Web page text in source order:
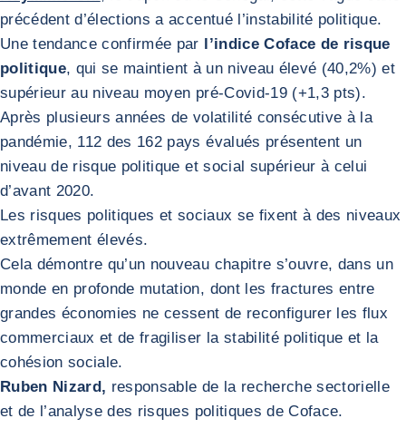
précédent d’élections a accentué l’instabilité politique.
Une tendance confirmée par l’indice Coface de risque
politique, qui se maintient à un niveau élevé (40,2%) et
supérieur au niveau moyen pré-Covid-19 (+1,3 pts).
Après plusieurs années de volatilité consécutive à la
pandémie, 112 des 162 pays évalués présentent un
niveau de risque politique et social supérieur à celui
d’avant 2020.
Les risques politiques et sociaux se fixent à des niveaux
extrêmement élevés.
Cela démontre qu’un nouveau chapitre s’ouvre, dans un
monde en profonde mutation, dont les fractures entre
grandes économies ne cessent de reconfigurer les flux
commerciaux et de fragiliser la stabilité politique et la
cohésion sociale.
Ruben Nizard, responsable de la recherche sectorielle
et de l’analyse des risques politiques de Coface.